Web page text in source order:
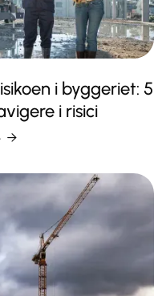
i byggeriet: 5
i risici
